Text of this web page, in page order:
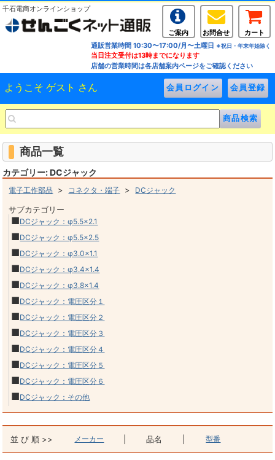
千石電商オンラインショップ
ご案内 お問合せ
カート
通販営業時間 10:30〜17:00/月〜土曜日 ※祝日・年末年始除く
当日注文受付は13時までになります
店舗の営業時間は各店舗案内ページをご確認ください
ようこそ ゲスト さん
商品一覧
カテゴリー: DCジャック
電子工作部品 > コネクタ・端子 > DCジャック
サブカテゴリー
■DCジャック：φ5.5×2.1
■DCジャック：φ5.5×2.5
■DCジャック：φ3.0×1.1
■DCジャック：φ3.4×1.4
■DCジャック：φ3.8×1.4
■DCジャック：電圧区分１
■DCジャック：電圧区分２
■DCジャック：電圧区分３
■DCジャック：電圧区分４
■DCジャック：電圧区分５
■DCジャック：電圧区分６
■DCジャック：その他
並 び 順 >> メーカー 品名 型番